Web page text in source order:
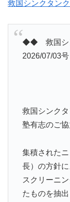
救国シンクタン
◆◆ 救国シ
2026/07/
救国シンク
塾有志のご協
集積された
長）の方針
スクリーニ
たものを抽